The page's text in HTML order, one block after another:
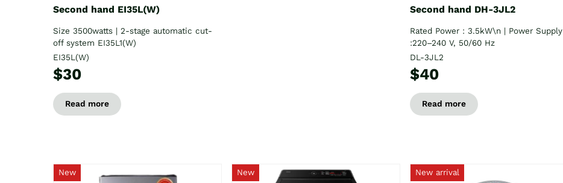
Second hand EI35L(W)
Size 3500watts | 2-stage automatic cut-
off system EI35L1(W)
EI35L(W)
$30
Read more
Second hand DH-3JL2
Rated Power : 3.5kW\n | Power Supply
:220–240 V, 50/60 Hz
DL-3JL2
$40
Read more
New New New arrival